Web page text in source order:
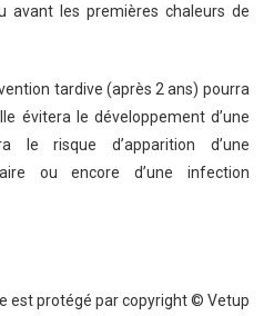
avant les premières chaleurs de
tardive (après 2 ans) pourra
évitera le développement d’une
le risque d’apparition d’une
ou encore d’une infection
est protégé par copyright © Vetup